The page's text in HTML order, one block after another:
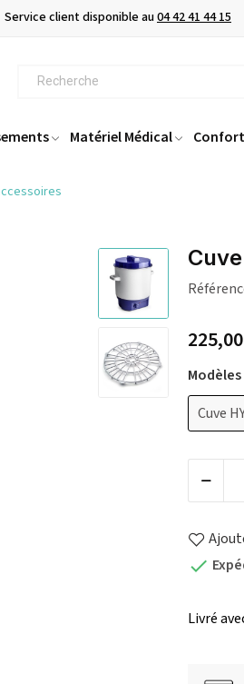
Service client disponible au04 42 41 44 15
Matériel Médical

Livré